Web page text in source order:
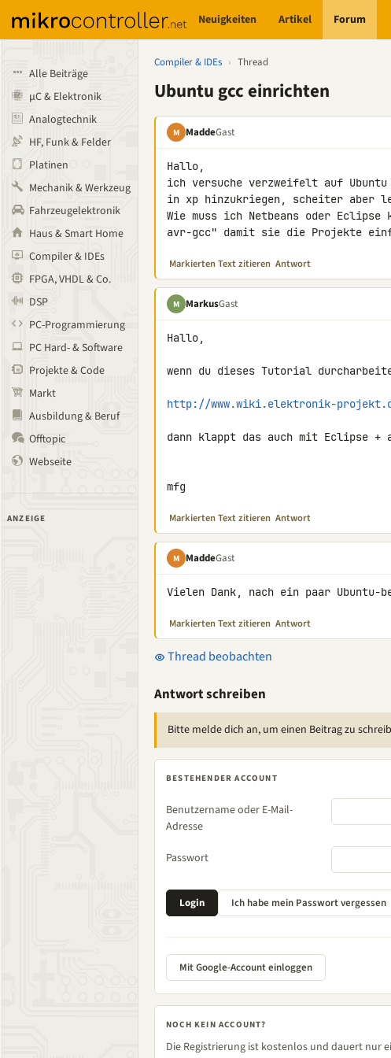
Neuigkeiten Artikel Forum
Alle Beiträge
µC & Elektronik
Analogtechnik
HF, Funk & Felder
Platinen
Mechanik & Werkzeug
Fahrzeugelektronik
Haus & Smart Home
Compiler & IDEs
FPGA, VHDL & Co.
DSP
PC-Programmierung
PC Hard- & Software
Projekte & Code
Markt
Ausbildung & Beruf
Offtopic
Webseite
ANZEIGE
Compiler & IDEs › Thread
Ubuntu gcc einrichten
M MaddeGast
Hallo,
ich versuche verzweifelt auf Ubuntu
in xp hinzukriegen, scheiter aber
Wie muss ich Netbeans oder
avr-gcc" damit sie die Projekte
Markierten Text zitieren Antwort
M MarkusGast
Hallo,
wenn du dieses Tutorial
http://www.wiki.elektronik-
dann klappt das auch mit Eclipse +
mfg
Markierten Text zitieren Antwort
M MaddeGast
Vielen Dank, nach ein paar
Markierten Text zitieren Antwort
Thread beobachten
Antwort schreiben
Bitte melde dich an, um einen Beitrag zu
BESTEHENDER ACCOUNT
Benutzername oder E-Mail-
Adresse
Passwort
Mit Google-Account einloggen
NOCH KEIN ACCOUNT?
Die Registrierung ist kostenlos und dauert nur